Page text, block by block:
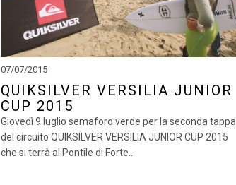
07/07/2015
QUIKSILVER VERSILIA JUNIOR
CUP 2015
Giovedì 9 luglio semaforo verde per la seconda tappa
del circuito QUIKSILVER VERSILIA JUNIOR CUP 2015
che si terrà al Pontile di Forte..